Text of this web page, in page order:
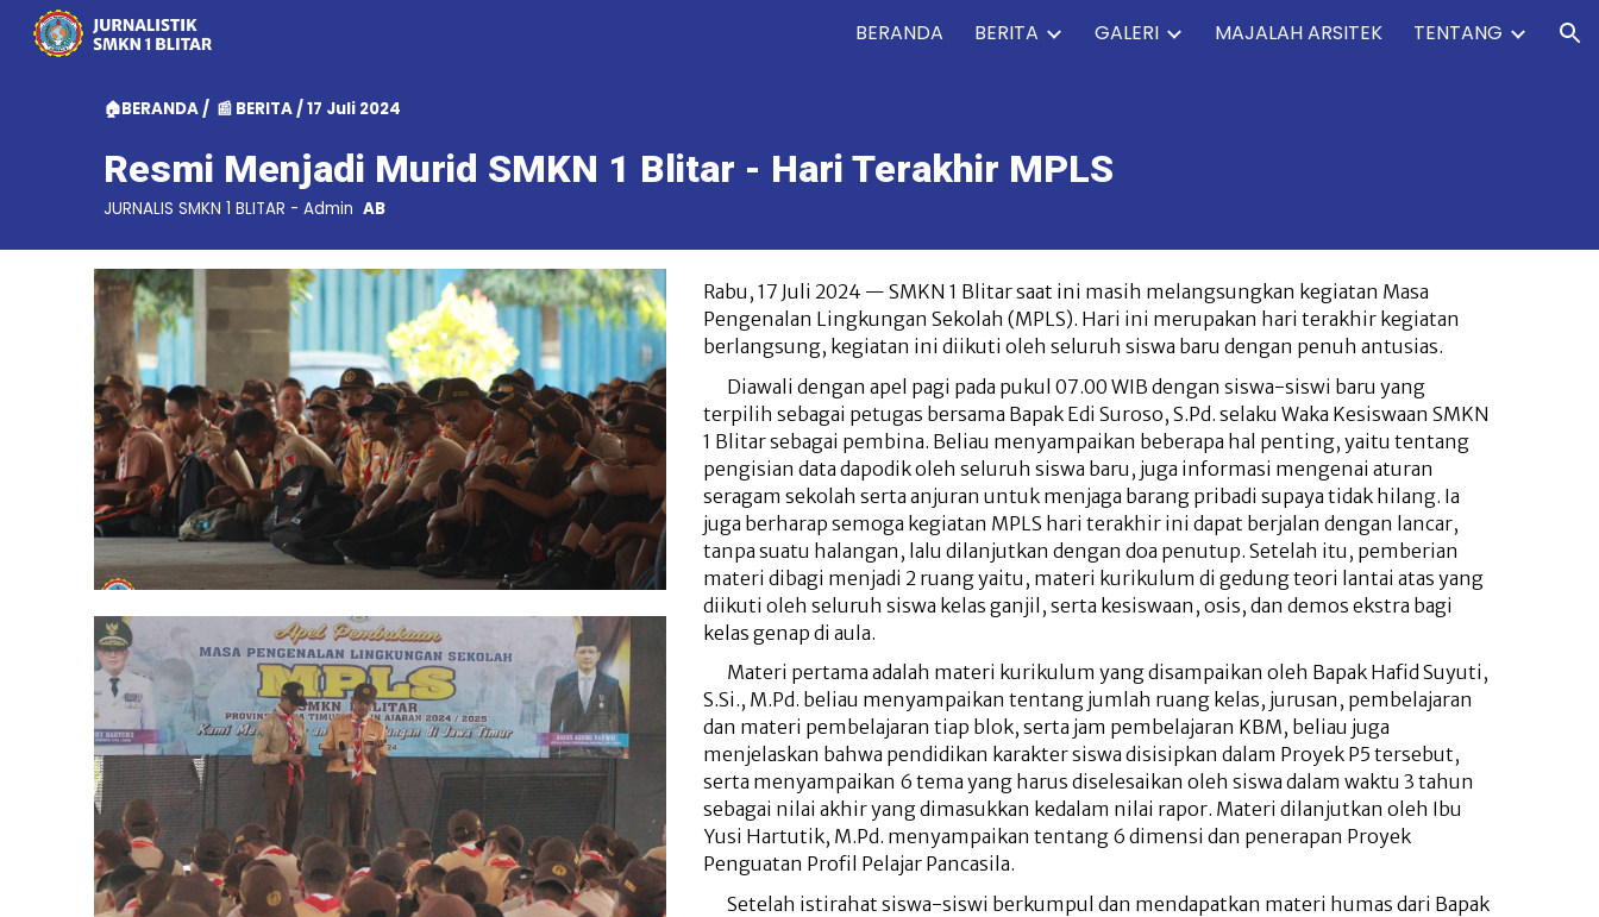
Skip to navigation
BERANDA BERITA GALERI MAJALAH ARSITEK TENTANG
🏠BERANDA/ 📰 BERITA/ 17 Juli 2024
Resmi Menjadi Murid SMKN 1 Blitar - HariTerakhir MPLS
JURNALISSMKN 1 BLITAR - AdminAB
Rabu, 17 Juli 2024 — SMKN 1 Blitar saat ini masih melangsungkan kegiatan Masa
Pengenalan Lingkungan Sekolah (MPLS). Hari ini merupakan hari terakhir kegiatan
berlangsung, kegiatan ini diikuti oleh seluruh siswa baru dengan penuh antusias.
Diawali dengan apel pagi pada pukul 07.00 WIB dengan siswa-siswi baru yang
terpilih sebagai petugas bersama Bapak Edi Suroso, S.Pd. selaku Waka Kesiswaan SMKN
1 Blitar sebagai pembina. Beliau menyampaikan beberapa hal penting, yaitu tentang
pengisian data dapodik oleh seluruh siswa baru, juga informasi mengenai aturan
seragam sekolah serta anjuran untuk menjaga barang pribadi supaya tidak hilang. Ia
juga berharap semoga kegiatan MPLS hari terakhir ini dapat berjalan dengan lancar,
tanpa suatu halangan, lalu dilanjutkan dengan doa penutup. Setelah itu, pemberian
materi dibagi menjadi 2 ruang yaitu, materi kurikulum di gedung teori lantai atas yang
diikuti oleh seluruh siswa kelas ganjil, serta kesiswaan, osis, dan demos ekstra bagi
kelas genap di aula.
Materi pertama adalah materi kurikulum yang disampaikan oleh Bapak Hafid Suyuti,
S.Si., M.Pd. beliau menyampaikan tentang jumlah ruang kelas, jurusan, pembelajaran
dan materi pembelajaran tiap blok, serta jam pembelajaran KBM, beliau juga
menjelaskan bahwa pendidikan karakter siswa disisipkan dalam Proyek P5 tersebut,
serta menyampaikan 6 tema yang harus diselesaikan oleh siswa dalam waktu 3 tahun
sebagai nilai akhir yang dimasukkan kedalam nilai rapor. Materi dilanjutkan oleh Ibu
Yusi Hartutik, M.Pd. menyampaikan tentang 6 dimensi dan penerapan Proyek
Penguatan Profil Pelajar Pancasila.
Setelah istirahat siswa-siswi berkumpul dan mendapatkan materi humas dari Bapak